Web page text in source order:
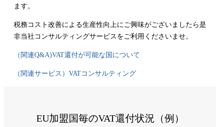
ます。
税務コスト改善による生産性向上にご興味がございましたら是
非当社コンサルティングサービスをご利用くださいませ。
（関連Q&A)VAT還付が可能な国について
（関連サービス）VATコンサルティング
EU加盟国毎のVAT還付状況（例）